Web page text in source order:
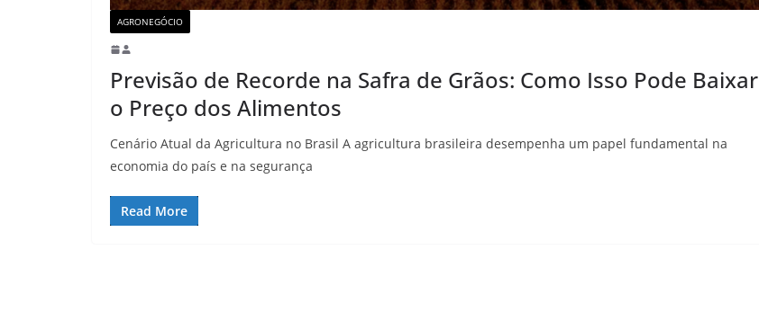
AGRONEGÓCIO
Previsão de Recorde na Safra de Grãos: Como Isso Pode Baixar
o Preço dos Alimentos
Cenário Atual da Agricultura no Brasil A agricultura brasileira desempenha um papel fundamental na
economia do país e na segurança
Read More